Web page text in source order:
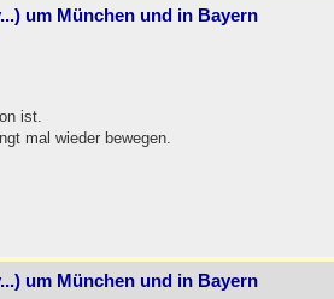
um München und in Bayern
ist.
mal wieder bewegen.
um München und in Bayern